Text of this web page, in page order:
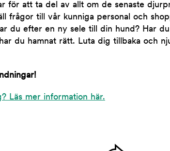
för att ta del av allt om de senaste
frågor till vår kunniga personal och
du efter en ny sele till din hund? Har
du hamnat rätt. Luta dig tillbaka och
Läs mer information här.